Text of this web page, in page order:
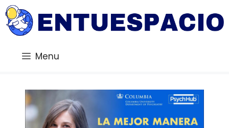
Saltar
al
contenido
Menu